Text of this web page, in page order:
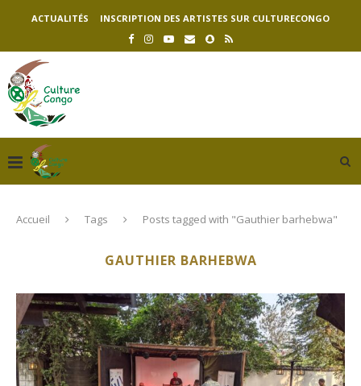
ACTUALITÉS INSCRIPTION DES ARTISTES SUR CULTURECONGO
Accueil Tags Posts tagged with "Gauthier barhebwa"
GAUTHIER BARHEBWA